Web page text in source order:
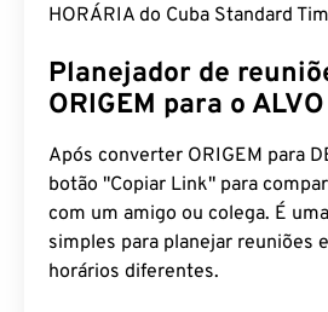
HORÁRIA do Cuba Standard
Planejador de
ORIGEM para o ALVO
Após converter ORIGEM para
botão "Copiar Link" para
com um amigo ou colega. É
simples para planejar reuniões
horários diferentes.